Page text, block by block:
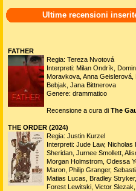
Ultime recensioni
FATHER
Regia: Tereza Nvotová
Interpreti: Milan Ondrík,
Moravkova, Anna Geislerová,
Bebjak, Jana Bittnerova
Genere: drammatico
Recensione a cura di The
THE ORDER (2024)
Regia: Justin Kurzel
Interpreti: Jude Law, Nicholas
Sheridan, Jurnee Smollett,
Morgan Holmstrom, Odessa
Maron, Philip Granger,
Matias Lucas, Bradley
Forest Lewitski, Victor